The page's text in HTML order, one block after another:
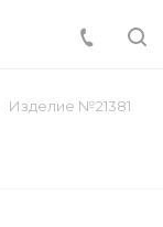
Изделие №21381